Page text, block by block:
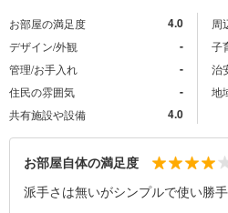
お部屋の満足度 4.0
デザイン/外観 -
管理/お手入れ -
住民の雰囲気 -
共有施設や設備 4.0
周
子
治
地
お部屋自体の満足度
派手さは無いがシンプルで使い勝手